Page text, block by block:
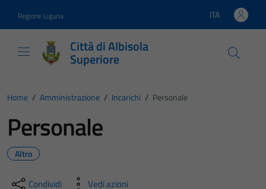
Regione Liguria Lingua attiva:
ITA
Città di Albisola
Superiore
Home / Amministrazione / Incarichi / Personale
Personale
Altro
Condividi Vedi azioni